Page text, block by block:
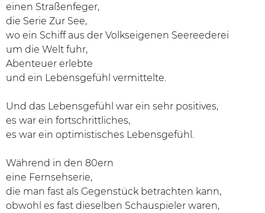
einen Straßenfeger,
die Serie Zur See,
wo ein Schiff aus der Volkseigenen Seereederei
um die Welt fuhr,
Abenteuer erlebte
und ein Lebensgefühl vermittelte.
Und das Lebensgefühl war ein sehr positives,
es war ein fortschrittliches,
es war ein optimistisches Lebensgefühl.
Während in den 80ern
eine Fernsehserie,
die man fast als Gegenstück betrachten kann,
obwohl es fast dieselben Schauspieler waren,